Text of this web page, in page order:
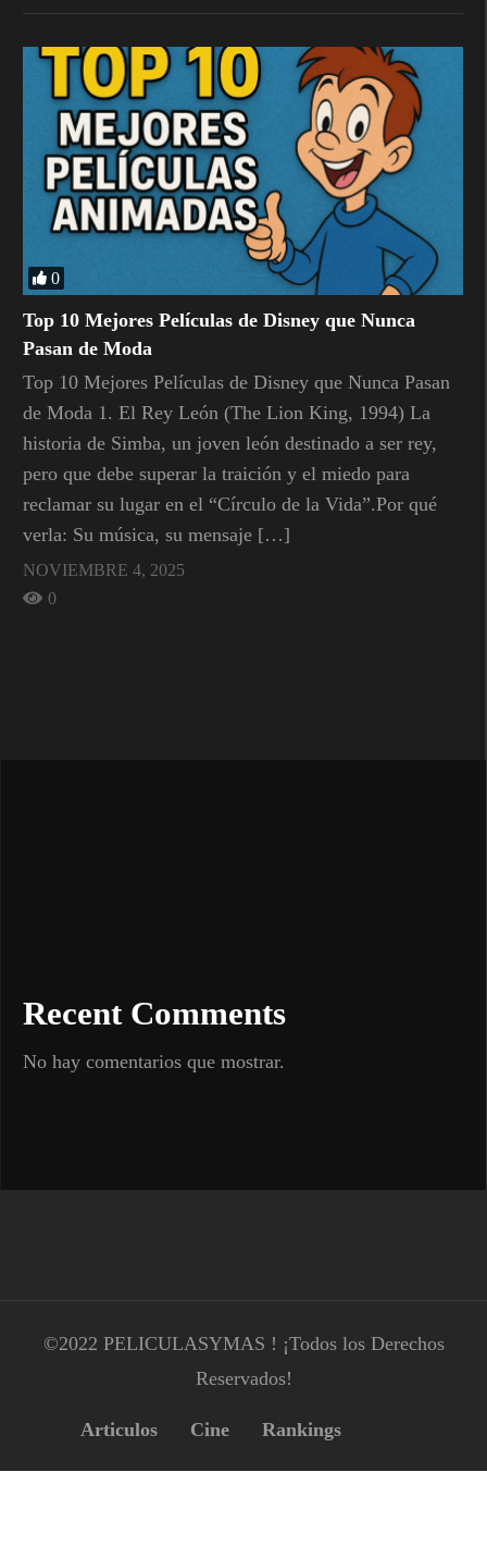
0
Top 10 Mejores Películas de Disney que Nunca
Pasan de Moda
Top 10 Mejores Películas de Disney que Nunca Pasan
de Moda 1. El Rey León (The Lion King, 1994) La
historia de Simba, un joven león destinado a ser rey,
pero que debe superar la traición y el miedo para
reclamar su lugar en el “Círculo de la Vida”.Por qué
verla: Su música, su mensaje […]
NOVIEMBRE 4, 2025
0
Recent Comments
No hay comentarios que mostrar.
©2022 PELICULASYMAS ! ¡Todos los Derechos
Reservados!
Articulos Cine Rankings